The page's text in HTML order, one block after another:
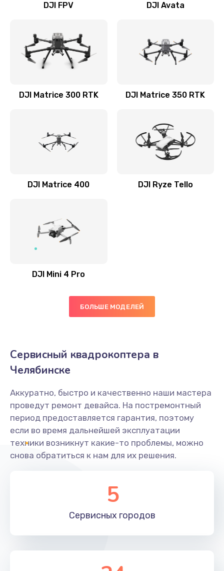
DJI FPV DJI Avata
DJI Matrice 300 RTK DJI Matrice 350 RTK
DJI Matrice 400 DJI Ryze Tello
DJI Mini 4 Pro
БОЛЬШЕ МОДЕЛЕЙ
Сервисный квадрокоптера в
Челябинске
Аккуратно, быстро и качественно наши мастера
проведут ремонт девайса. На постремонтный
период предоставляется гарантия, поэтому
если во время дальнейшей эксплуатации
техники возникнут какие-то проблемы, можно
снова обратиться к нам для их решения.
5
Сервисных городов